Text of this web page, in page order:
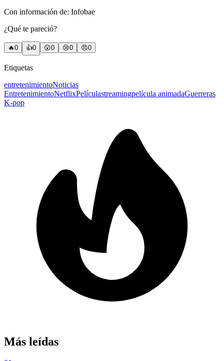
Con información de: Infobae
¿Qué te pareció?
🔥0 👍0 😲0 😢0 😠0
Etiquetas
entretenimientoNoticias
EntretenimientoNetflixPelículastreamingpelícula animadaGuerreras
K-pop
Más leídas